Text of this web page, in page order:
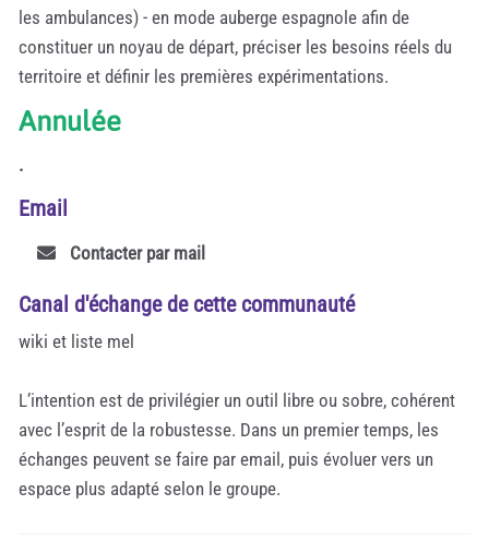
les ambulances) - en mode auberge espagnole afin de
constituer un noyau de départ, préciser les besoins réels du
territoire et définir les premières expérimentations.
Annulée
.
Email
Contacter par mail
Canal d'échange de cette communauté
wiki et liste mel
L’intention est de privilégier un outil libre ou sobre, cohérent
avec l’esprit de la robustesse. Dans un premier temps, les
échanges peuvent se faire par email, puis évoluer vers un
espace plus adapté selon le groupe.